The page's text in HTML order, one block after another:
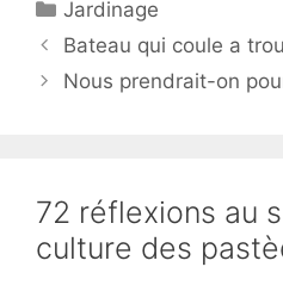
Jardinage
Bateau qui coule a
Nous prendrait-on
72 réflexions au
culture des